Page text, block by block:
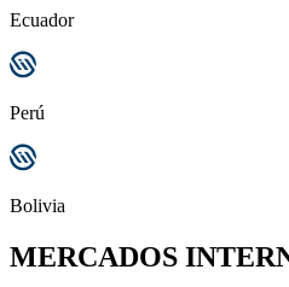
Ecuador
Perú
Bolivia
MERCADOS